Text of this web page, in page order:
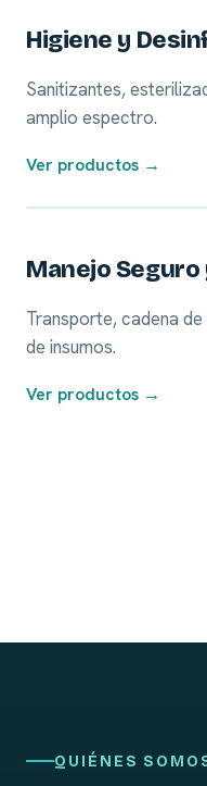
Higiene y
Sanitizantes,
amplio espectro.
Ver productos →
Manejo
Transporte, cadena
de insumos.
Ver productos →
QUIÉNES